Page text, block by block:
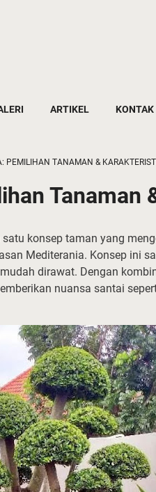
ARTIKEL KONTAK
PEMILIHAN TANAMAN &
Tanaman
konsep taman yang
Mediterania. Konsep ini
dirawat. Dengan
nuansa santai